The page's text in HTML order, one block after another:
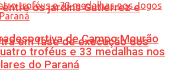
os jardins Gutierrez e
em fase de execução dos
de Campo Mourão
troféus e 33 medalhas nos
do Paraná